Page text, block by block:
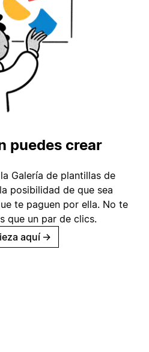
puedes crear
Galería de plantillas de
posibilidad de que sea
te paguen por ella. No te
que un par de clics.
aquí →